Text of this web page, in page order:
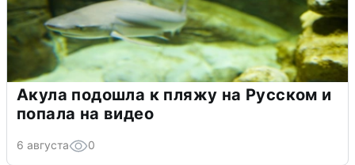
Акула подошла к пляжу на Русском и
попала на видео
6 августа 0